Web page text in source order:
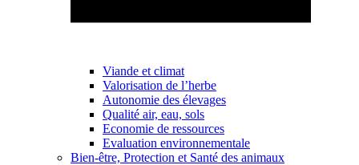
Viande et climat
Valorisation de l’herbe
Autonomie des élevages
Qualité air, eau, sols
Economie de ressources
Evaluation environnementale
Bien-être, Protection et Santé des animaux